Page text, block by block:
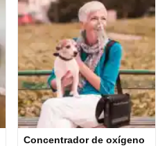
Concentrador de oxígeno